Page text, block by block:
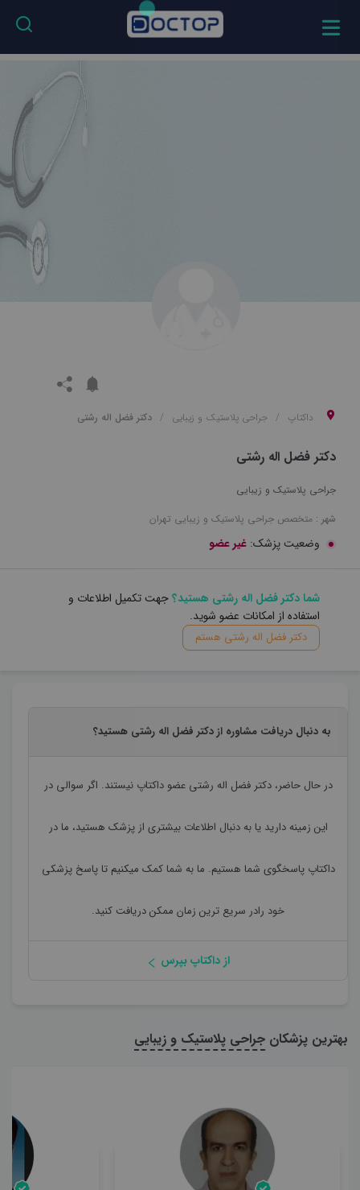
داکتاپ جراحی پلاستیک و زیبایی دکتر فضل اله رشتی
دکتر فضل اله رشتی
جراحی پلاستیک و زیبایی
شهر : متخصص جراحی پلاستیک و زیبایی تهران
وضعیت پزشک: غیر عضو
شما دکتر فضل اله رشتی هستید؟جهت تکمیل اطلاعات و
استفاده از امکانات عضو شوید.
دکتر فضل اله رشتی هستم
به دنبال دریافت مشاوره از دکتر فضل اله رشتی هستید؟
در حال حاضر،دکتر فضل اله رشتی عضو داکتاپ نیستند. اگر سوالی در
این زمینه دارید یا به دنبال اطلاعات بیشتری از پزشک هستید، ما در
داکتاپ پاسخگوی شما هستیم. ما به شما کمک میکنیم تا پاسخ پزشکی
خود رادر سریع ترین زمان ممکن دریافت کنید.
از داکتاپ بپرس
بهترین پزشکان جراحی پلاستیک و زیبایی